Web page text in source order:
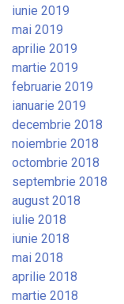
iunie 2019
mai 2019
aprilie 2019
martie 2019
februarie 2019
ianuarie 2019
decembrie 2018
noiembrie 2018
octombrie 2018
septembrie 2018
august 2018
iulie 2018
iunie 2018
mai 2018
aprilie 2018
martie 2018